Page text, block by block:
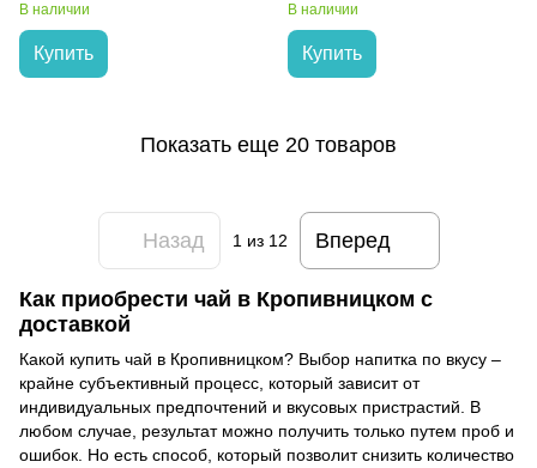
В наличии
Купить
В наличии
Купить
Показать еще 20 товаров
Назад 1 из 12 Вперед
Как приобрести чай в Кропивницком с
доставкой
Какой купить чай в Кропивницком? Выбор напитка по вкусу –
крайне субъективный процесс, который зависит от
индивидуальных предпочтений и вкусовых пристрастий. В
любом случае, результат можно получить только путем проб и
ошибок. Но есть способ, который позволит снизить количество